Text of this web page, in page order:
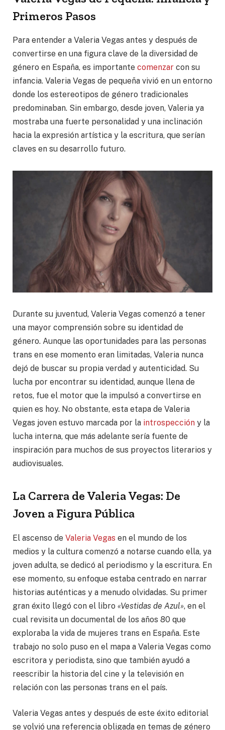
Primeros Pasos
Para entender a Valeria Vegas antes y después de
convertirse en una figura clave de la diversidad de
género en España, es importante comenzar con su
infancia. Valeria Vegas de pequeña vivió en un entorno
donde los estereotipos de género tradicionales
predominaban. Sin embargo, desde joven, Valeria ya
mostraba una fuerte personalidad y una inclinación
hacia la expresión artística y la escritura, que serían
claves en su desarrollo futuro.
Durante su juventud, Valeria Vegas comenzó a tener
una mayor comprensión sobre su identidad de
género. Aunque las oportunidades para las personas
trans en ese momento eran limitadas, Valeria nunca
dejó de buscar su propia verdad y autenticidad. Su
lucha por encontrar su identidad, aunque llena de
retos, fue el motor que la impulsó a convertirse en
quien es hoy. No obstante, esta etapa de Valeria
Vegas joven estuvo marcada por la introspección y la
lucha interna, que más adelante sería fuente de
inspiración para muchos de sus proyectos literarios y
audiovisuales.
La Carrera de Valeria Vegas: De
Joven a Figura Pública
El ascenso de Valeria Vegas en el mundo de los
medios y la cultura comenzó a notarse cuando ella, ya
joven adulta, se dedicó al periodismo y la escritura. En
ese momento, su enfoque estaba centrado en narrar
historias auténticas y a menudo olvidadas. Su primer
gran éxito llegó con el libro «Vestidas de Azul», en el
cual revisita un documental de los años 80 que
exploraba la vida de mujeres trans en España. Este
trabajo no solo puso en el mapa a Valeria Vegas como
escritora y periodista, sino que también ayudó a
reescribir la historia del cine y la televisión en
relación con las personas trans en el país.
Valeria Vegas antes y después de este éxito editorial
se volvió una referencia obligada en temas de género